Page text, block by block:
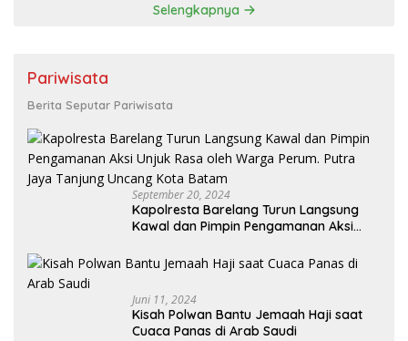
Selengkapnya
Pariwisata
Berita Seputar Pariwisata
September 20, 2024
Kapolresta Barelang Turun Langsung
Kawal dan Pimpin Pengamanan Aksi
Jaya Tanjung Uncang Kota Batam
Juni 11, 2024
Kisah Polwan Bantu Jemaah Haji saat
Cuaca Panas di Arab Saudi